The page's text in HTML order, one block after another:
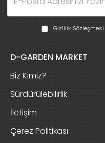
Gizlilik Sözleşmesi
D-GARDEN MARKET
Biz Kimiz?
Sürdürülebilirlik
İletişim
Çerez Politikası